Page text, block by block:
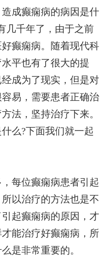
成癫痫病的病因是什
几千年了，由于之前
癫痫病。随着现代科
平也有了很大的提
成为了现实，但是对
易，需要患者正确治
法，坚持治疗下来。
么?下面我们就一起
每位癫痫病患者引起
以治疗的方法也是不
起癫痫病的原因，才
能治疗好癫痫病，所
是非常重要的。